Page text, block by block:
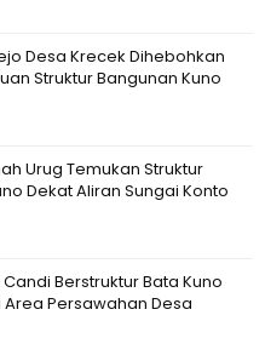
Desa Krecek Dihebohkan
Struktur Bangunan Kuno
Urug Temukan Struktur
Dekat Aliran Sungai Konto
Berstruktur Bata Kuno
Area Persawahan Desa